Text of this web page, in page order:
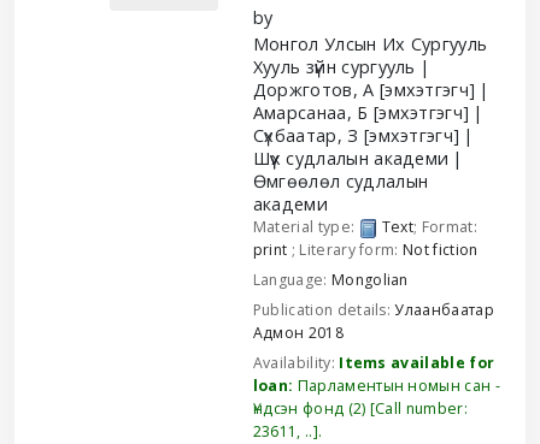
by
Монгол Улсын Их Сургууль
Хууль зүйн сургууль
Доржготов, А [эмхэтгэгч]
Амарсанаа, Б [эмхэтгэгч]
Сүхбаатар, З [эмхэтгэгч]
Шүүх судлалын академи
Өмгөөлөл судлалын
академи
Material type: Text; Format:
print ; Literary form:Not fiction
Language: Mongolian
Publication details:Улаанбаатар
Адмон 2018
Availability: Items available for
loan: Парламентын номын сан -
Үндсэн фонд (2) Call number:
23611, .. .